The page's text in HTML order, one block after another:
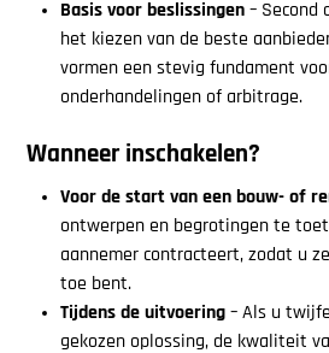
Basis voor beslissingen– Second
het kiezen van de beste
vormen een stevig fundament
onderhandelingen of arbitrage.
Wanneer inschakelen?
Voor de start van een bouw- of
ontwerpen en begrotingen te
aannemer contracteert, zodat u
toe bent.
Tijdens de uitvoering– Als u
gekozen oplossing, de kwaliteit